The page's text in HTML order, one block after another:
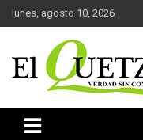
Saltar
al
lunes, agosto 10, 2026
El Quetzal